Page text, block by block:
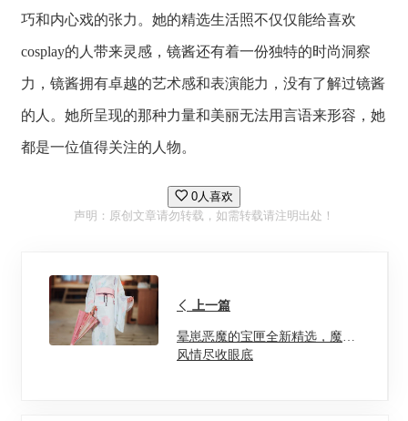
巧和内心戏的张力。她的精选生活照不仅仅能给喜欢
cosplay的人带来灵感，镜酱还有着一份独特的时尚洞察
力，镜酱拥有卓越的艺术感和表演能力，没有了解过镜酱
的人。她所呈现的那种力量和美丽无法用言语来形容，她
都是一位值得关注的人物。
0人喜欢
声明：原创文章请勿转载，如需转载请注明出处！
上一篇
晕崽恶魔的宝匣全新精选，魔界
风情尽收眼底